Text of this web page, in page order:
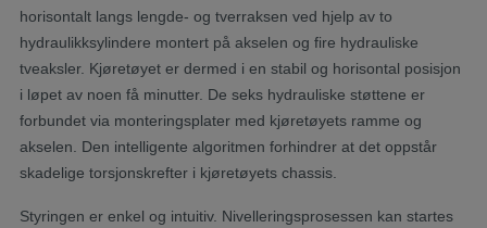
horisontalt langs lengde- og tverraksen ved hjelp av to
hydraulikksylindere montert på akselen og fire hydrauliske
tveaksler. Kjøretøyet er dermed i en stabil og horisontal posisjon
i løpet av noen få minutter. De seks hydrauliske støttene er
forbundet via monteringsplater med kjøretøyets ramme og
akselen. Den intelligente algoritmen forhindrer at det oppstår
skadelige torsjonskrefter i kjøretøyets chassis.
Styringen er enkel og intuitiv. Nivelleringsprosessen kan startes